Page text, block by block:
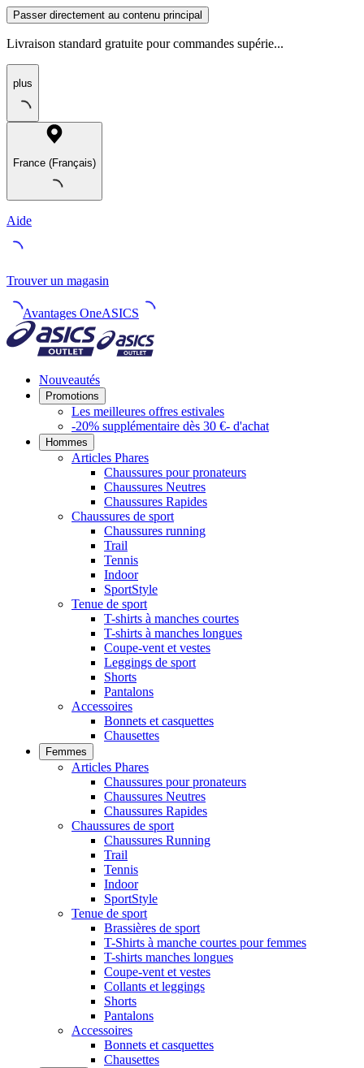
Passer directement au contenu principal
Livraison standard gratuite pour commandes supérie...
plus
France (Français)
Aide
Trouver un magasin
Avantages OneASICS
Nouveautés
Promotions
Les meilleures offres estivales
-20% supplémentaire dès 30 €- d'achat
Hommes
Articles Phares
Chaussures pour pronateurs
Chaussures Neutres
Chaussures Rapides
Chaussures de sport
Chaussures running
Trail
Tennis
Indoor
SportStyle
Tenue de sport
T-shirts à manches courtes
T-shirts à manches longues
Coupe-vent et vestes
Leggings de sport
Shorts
Pantalons
Accessoires
Bonnets et casquettes
Chausettes
Femmes
Articles Phares
Chaussures pour pronateurs
Chaussures Neutres
Chaussures Rapides
Chaussures de sport
Chaussures Running
Trail
Tennis
Indoor
SportStyle
Tenue de sport
Brassières de sport
T-Shirts à manche courtes pour femmes
T-shirts manches longues
Coupe-vent et vestes
Collants et leggings
Shorts
Pantalons
Accessoires
Bonnets et casquettes
Chausettes